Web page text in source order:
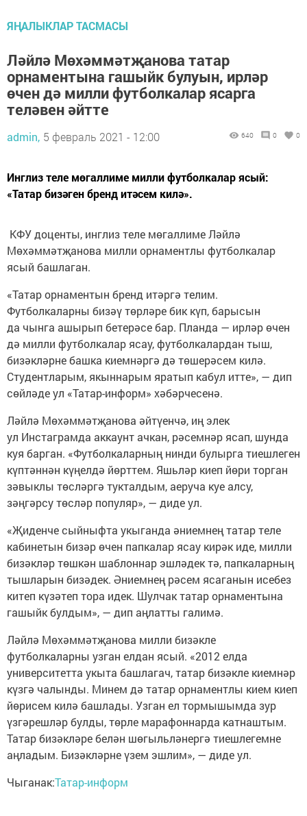
ЯҢАЛЫКЛАР ТАСМАСЫ
Ләйлә Мөхәммәтҗанова татар
орнаментына гашыйк булуын, ирләр
өчен дә милли футболкалар ясарга
теләвен әйтте
admin, 5 февраль 2021 - 12:00 640 0 0
Инглиз теле мөгаллиме милли футболкалар ясый:
«Татар бизәген бренд итәсем килә».
КФУ доценты, инглиз теле мөгаллиме Ләйлә
Мөхәммәтҗанова милли орнаментлы футболкалар
ясый башлаган.
«Татар орнаментын бренд итәргә телим.
Футболкаларны бизәү төрләре бик күп, барысын
да чынга ашырып бетерәсе бар. Планда — ирләр өчен
дә милли футболкалар ясау, футболкалардан тыш,
бизәкләрне башка киемнәргә дә төшерәсем килә.
Студентларым, якыннарым яратып кабул итте», — дип
сөйләде ул «Татар-информ» хәбәрчесенә.
Ләйлә Мөхәммәтҗанова әйтүенчә, иң элек
ул Инстаграмда аккаунт ачкан, рәсемнәр ясап, шунда
куя барган. «Футболкаларның нинди булырга тиешлеген
күптәннән күңелдә йөрттем. Яшьләр киеп йөри торган
зәвыклы төсләргә тукталдым, аеруча куе алсу,
зәңгәрсу төсләр популяр», — диде ул.
«Җиденче сыйныфта укыганда әниемнең татар теле
кабинетын бизәр өчен папкалар ясау кирәк иде, милли
бизәкләр төшкән шаблоннар эшләдек тә, папкаларның
тышларын бизәдек. Әниемнең рәсем ясаганын исебез
китеп күзәтеп тора идек. Шулчак татар орнаментына
гашыйк булдым», — дип аңлатты галимә.
Ләйлә Мөхәммәтҗанова милли бизәкле
футболкаларны узган елдан ясый. «2012 елда
университетта укыта башлагач, татар бизәкле киемнәр
күзгә чалынды. Минем дә татар орнаментлы кием киеп
йөрисем килә башлады. Узган ел тормышымда зур
үзгәрешләр булды, төрле марафоннарда катнаштым.
Татар бизәкләре белән шөгыльләнергә тиешлегемне
аңладым. Бизәкләрне үзем эшлим», — диде ул.
Чыганак:Татар-информ